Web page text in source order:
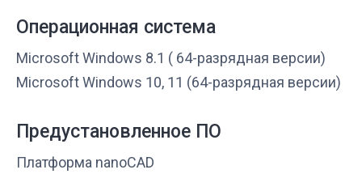
Операционная система
Microsoft Windows 8.1 ( 64-разрядная версии)
Microsoft Windows 10, 11 (64-разрядная версии)
Предустановленное ПО
Платформа nanoCAD